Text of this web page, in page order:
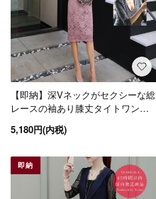
【即納】深Vネックがセクシーな総
レースの袖あり膝丈タイトワンピ
5,180円(内税)
即納